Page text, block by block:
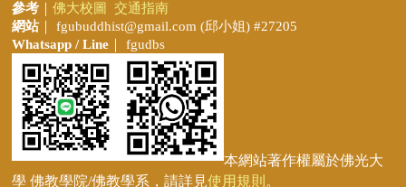
參考
佛大校圖
交通指南
網站｜ fgubuddhist@gmail.com (邱小姐) #27205
Whatsapp / Line ｜ fgudbs
本網站著作權屬於佛光大
學 佛教學院/佛教學系，請詳見使用規則。